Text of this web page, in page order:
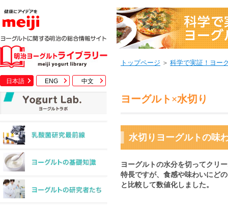
日本語 ENG 中文
トップページ ＞ 科学で実証！ヨー
ヨーグルト×水切り
水切りヨーグルトの味
ヨーグルトの水分を切ってクリ
特長ですが、食感や味わいにど
と比較して数値化しました。